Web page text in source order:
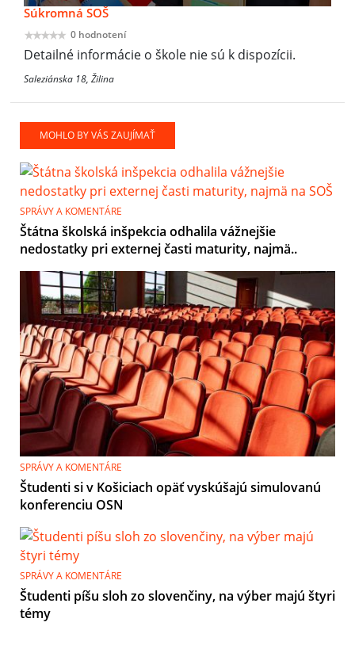
Súkromná SOŠ
0 hodnotení
Detailné informácie o škole nie sú k dispozícii.
Saleziánska 18, Žilina
MOHLO BY VÁS ZAUJÍMAŤ
SPRÁVY A KOMENTÁRE
Štátna školská inšpekcia odhalila vážnejšie
nedostatky pri externej časti maturity, najmä..
SPRÁVY A KOMENTÁRE
Študenti si v Košiciach opäť vyskúšajú simulovanú
konferenciu OSN
SPRÁVY A KOMENTÁRE
Študenti píšu sloh zo slovenčiny, na výber majú štyri
témy